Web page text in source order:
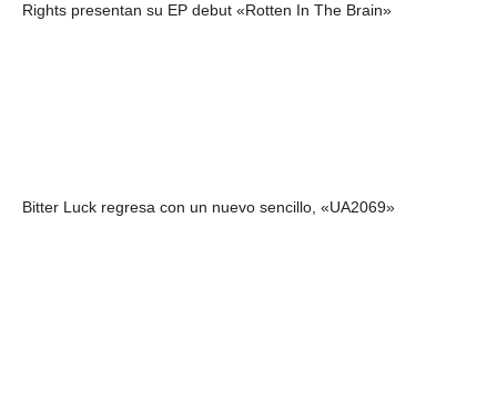
Rights presentan su EP debut «Rotten In The Brain»
Bitter Luck regresa con un nuevo sencillo, «UA2069»